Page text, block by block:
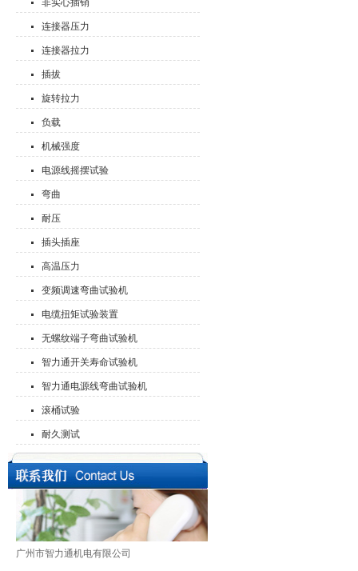
非实心插销
连接器压力
连接器拉力
插拔
旋转拉力
负载
机械强度
电源线摇摆试验
弯曲
耐压
插头插座
高温压力
变频调速弯曲试验机
电缆扭矩试验装置
无螺纹端子弯曲试验机
智力通开关寿命试验机
智力通电源线弯曲试验机
滚桶试验
耐久测试
广州市智力通机电有限公司